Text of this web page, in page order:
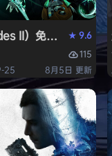
II）免安装中文版
★9.6
115
25
8月5日 更新